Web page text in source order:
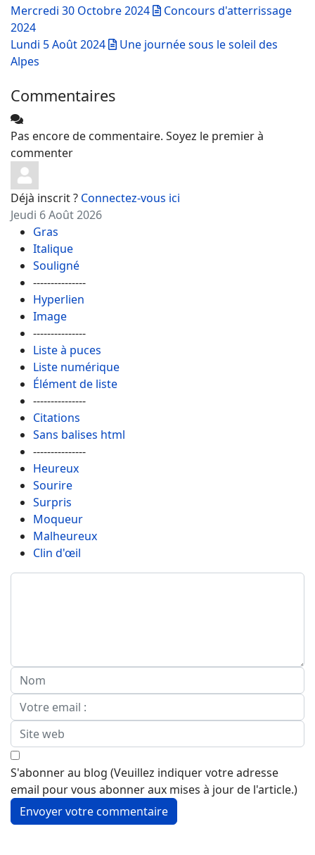
Mercredi 30 Octobre 2024
Concours d'atterrissage
2024
Lundi 5 Août 2024
Une journée sous le soleil des
Alpes
Commentaires
Pas encore de commentaire. Soyez le premier à
commenter
Déjà inscrit ? Connectez-vous ici
Jeudi 6 Août 2026
Gras
Italique
Souligné
---------------
Hyperlien
Image
---------------
Liste à puces
Liste numérique
Élément de liste
---------------
Citations
Sans balises html
---------------
Heureux
Sourire
Surpris
Moqueur
Malheureux
Clin d'œil
S'abonner au blog (Veuillez indiquer votre adresse
email pour vous abonner aux mises à jour de l'article.)
Envoyer votre commentaire